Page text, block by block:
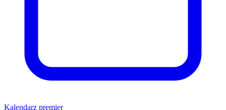
Kalendarz premier